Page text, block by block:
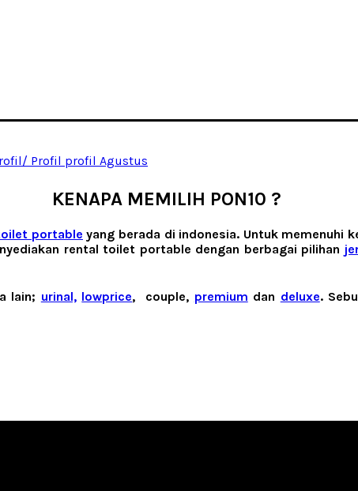
KENAPA MEMILIH PON10 ?
portable yang berada di indonesia. Untuk memenuhi
rental toilet portable dengan berbagai pilihan
lain; urinal, lowprice, couple, premium dan deluxe.